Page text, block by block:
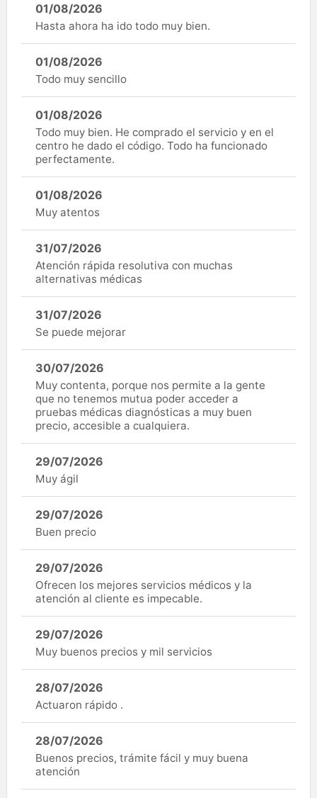
01/08/2026
Hasta ahora ha ido todo muy bien.
01/08/2026
Todo muy sencillo
01/08/2026
Todo muy bien. He comprado el servicio y en el
centro he dado el código. Todo ha funcionado
perfectamente.
01/08/2026
Muy atentos
31/07/2026
Atención rápida resolutiva con muchas
alternativas médicas
31/07/2026
Se puede mejorar
30/07/2026
Muy contenta, porque nos permite a la gente
que no tenemos mutua poder acceder a
pruebas médicas diagnósticas a muy buen
precio, accesible a cualquiera.
29/07/2026
Muy ágil
29/07/2026
Buen precio
29/07/2026
Ofrecen los mejores servicios médicos y la
atención al cliente es impecable.
29/07/2026
Muy buenos precios y mil servicios
28/07/2026
Actuaron rápido .
28/07/2026
Buenos precios, trámite fácil y muy buena
atención